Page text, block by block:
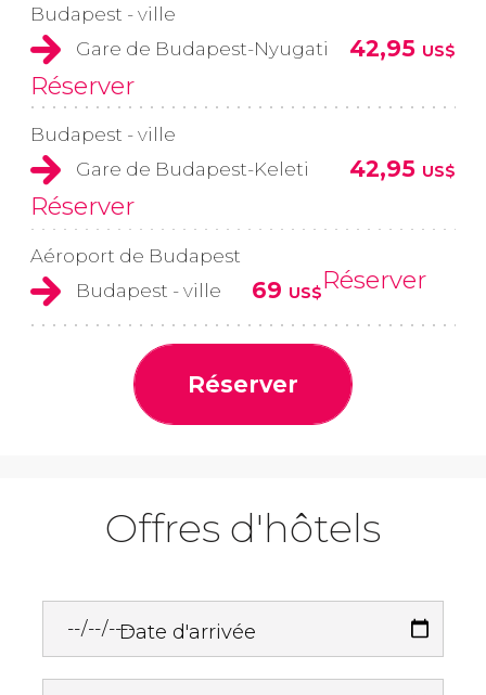
Budapest - ville
Gare de Budapest-Nyugati
42,95 US$
Réserver
Budapest - ville
Gare de Budapest-Keleti
42,95 US$
Réserver
Aéroport de Budapest
Budapest - ville
69 US$Réserver
Réserver
Offres d'hôtels
Date d'arrivée